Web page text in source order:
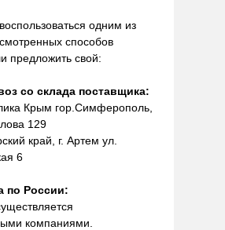
одним из
способов
предложить свой:
со склада поставщика:
Крым гор.Симферополь,
129
край, г. Артем ул.
6
по России:
компаниями.